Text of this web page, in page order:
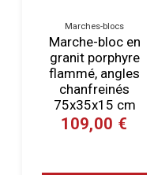
Marches-blocs
Marche-bloc en
granit porphyre
flammé, angles
chanfreinés
75x35x15 cm
109,00 €